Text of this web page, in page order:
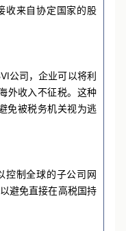
收来自协定国家的股
公司，企业可以将利
外收入不征税。这种
免被税务机关视为逃
控制全球的子公司网
避免直接在高税国持